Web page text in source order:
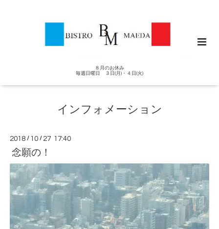
８月のお休み
毎週日曜日 ３日(月)・４日(火)
インフォメーション
2018 / 10 / 27 17:40
念願の！